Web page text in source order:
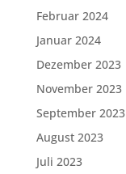
Februar 2024
Januar 2024
Dezember 2023
November 2023
September 2023
August 2023
Juli 2023